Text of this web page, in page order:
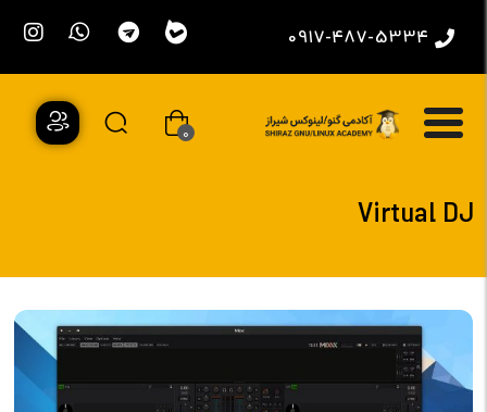
0917-487-5334
0
Virtual DJ